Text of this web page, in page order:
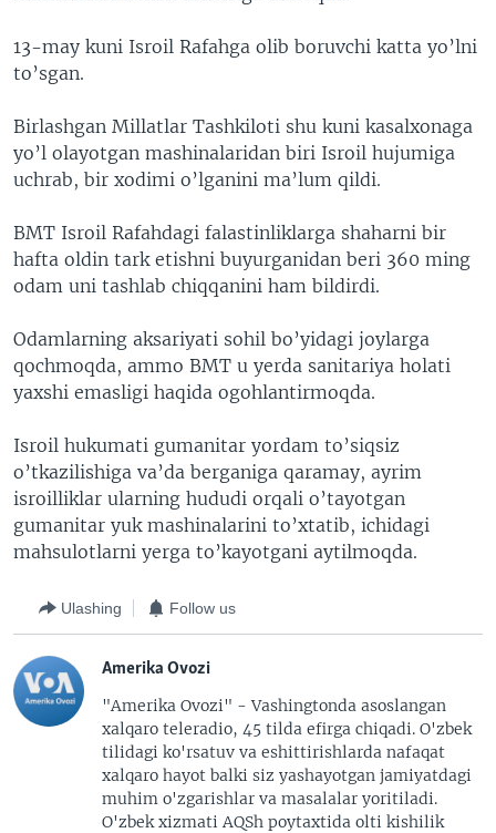
13-may kuni Isroil Rafahga olib boruvchi katta yo’lni
to’sgan.
Birlashgan Millatlar Tashkiloti shu kuni kasalxonaga
yo’l olayotgan mashinalaridan biri Isroil hujumiga
uchrab, bir xodimi o’lganini ma’lum qildi.
BMT Isroil Rafahdagi falastinliklarga shaharni bir
hafta oldin tark etishni buyurganidan beri 360 ming
odam uni tashlab chiqqanini ham bildirdi.
Odamlarning aksariyati sohil bo’yidagi joylarga
qochmoqda, ammo BMT u yerda sanitariya holati
yaxshi emasligi haqida ogohlantirmoqda.
Isroil hukumati gumanitar yordam to’siqsiz
o’tkazilishiga va’da berganiga qaramay, ayrim
isroilliklar ularning hududi orqali o’tayotgan
gumanitar yuk mashinalarini to’xtatib, ichidagi
mahsulotlarni yerga to’kayotgani aytilmoqda.
Ulashing Follow us
Amerika Ovozi
"Amerika Ovozi" - Vashingtonda asoslangan
xalqaro teleradio, 45 tilda efirga chiqadi. O'zbek
tilidagi ko'rsatuv va eshittirishlarda nafaqat
xalqaro hayot balki siz yashayotgan jamiyatdagi
muhim o'zgarishlar va masalalar yoritiladi.
O'zbek xizmati AQSh poytaxtida olti kishilik